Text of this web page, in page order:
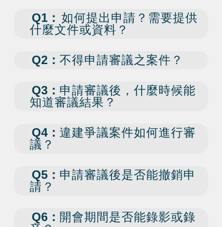
Q1： 如何提出申請？需要提供
什麼文件或資料？
Q2： 不得申請審議之案件？
Q3： 申請審議後，什麼時候能
知道審議結果？
Q4： 違建爭議案件如何進行審
議？
Q5： 申請審議後是否能撤銷申
請？
Q6： 開會期間是否能錄影或錄